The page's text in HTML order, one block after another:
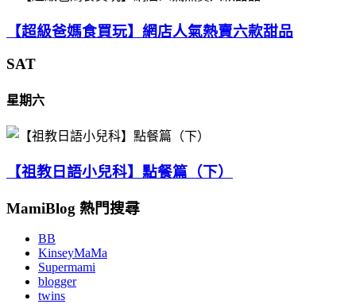
【超級爸媽食買玩】網店人氣熱賣六款甜品
SAT
星期六
【祖教日語小兒科】點餐篇（下）
MamiBlog 熱門搜尋
BB
KinseyMaMa
Supermami
blogger
twins